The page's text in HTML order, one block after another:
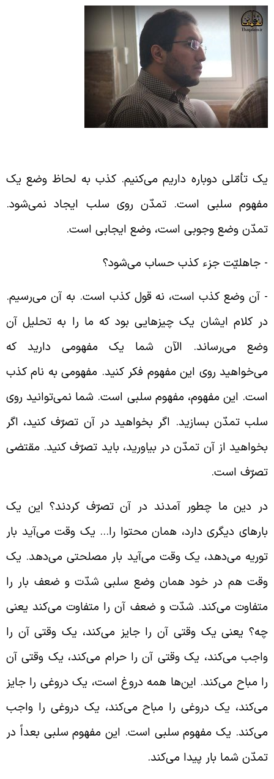
تأمّلی دوباره داریم می‌کنیم. کذب به لحاظ وضع یک
سلبی است. تمدّن روی سلب ایجاد نمی‌شود.
وضع وجوبی است، وضع ایجابی است.
جاهلیّت جزء کذب حساب می‌شود؟
آن وضع کذب است، نه قول کذب است. به آن می‌رسیم.
کلام ایشان یک چیزهایی بود که ما را به تحلیل آن
می‌رساند. الآن شما یک مفهومی دارید که
روی این مفهوم فکر کنید. مفهومی به نام کذب
این مفهوم، مفهوم سلبی است. شما نمی‌توانید روی
تمدّن بسازید. اگر بخواهید در آن تصرّف کنید، اگر
از آن تمدّن در بیاورید، باید تصرّف کنید. مقتضی
است.
دین ما چطور آمدند در آن تصرّف کردند؟ این یک
دیگری دارد، همان محتوا را… یک وقت می‌آید بار
می‌‌دهد، یک وقت می‌آید بار مصلحتی می‌دهد. یک
هم در خود همان وضع سلبی شدّت و ضعف بار را
می‌کند. شدّت و ضعف آن را متفاوت می‌کند یعنی
یعنی یک وقتی آن را جایز می‌کند، یک وقتی آن را
می‌کند، یک وقتی آن را حرام می‌کند، یک وقتی آن
مباح می‌کند. این‌ها همه دروغ است، یک دروغی را جایز
یک دروغی را مباح می‌کند، یک دروغی را واجب
یک مفهوم سلبی است. این مفهوم سلبی بعداً در
شما بار پیدا می‌کند.